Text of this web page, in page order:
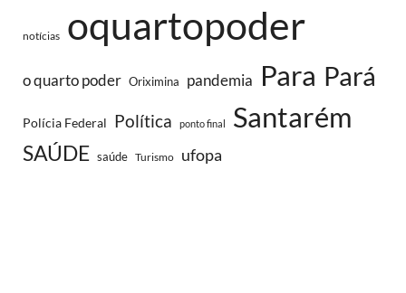
notícias oquartopoder
o quarto poder Oriximina pandemia Para Pará
Polícia Federal Política ponto final Santarém
SAÚDE saúde Turismo ufopa